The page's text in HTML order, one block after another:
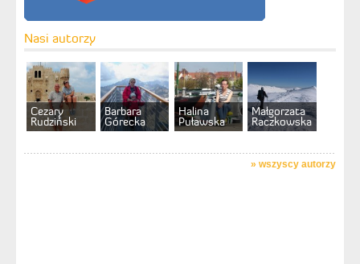
Nasi autorzy
Cezary
Rudziński
Barbara
Górecka
Halina
Puławska
Małgorzata
Raczkowska
» wszyscy autorzy